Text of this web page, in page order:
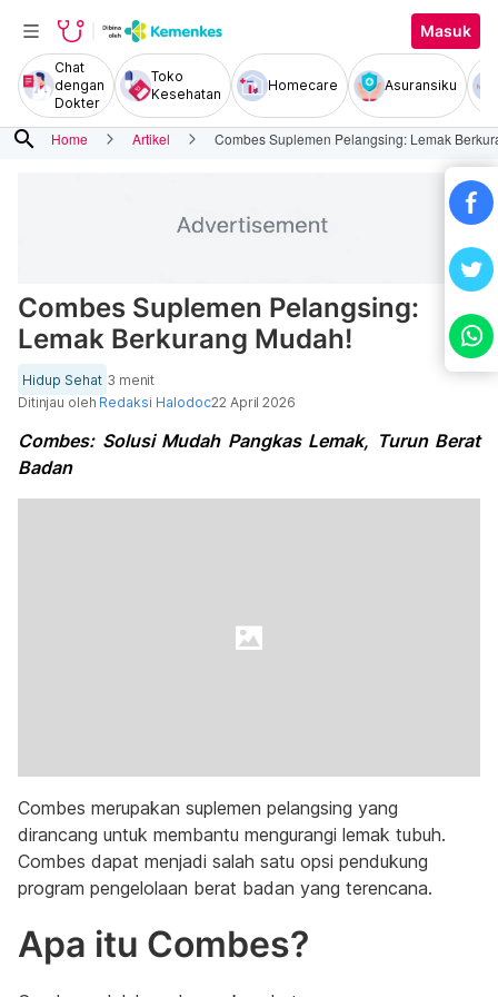
Masuk
Chat
dengan
Dokter
Toko
Kesehatan
Homecare Asuransiku
search Home Artikel Combes Suplemen Pelangsing: Lemak
Combes Suplemen Pelangsing:
Lemak Berkurang Mudah!
Hidup Sehat 3 menit
Ditinjau oleh Redaksi Halodoc22 April 2026
Combes: Solusi Mudah Pangkas Lemak, Turun Berat
Badan
Combes merupakan suplemen pelangsing yang
dirancang untuk membantu mengurangi lemak tubuh.
Combes dapat menjadi salah satu opsi pendukung
program pengelolaan berat badan yang terencana.
Apa itu Combes?